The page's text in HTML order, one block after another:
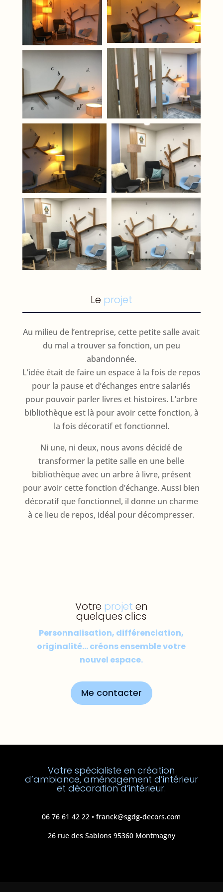
Le projet
Au milieu de l’entreprise, cette petite salle avait
du mal a trouver sa fonction, un peu
abandonnée.
L’idée était de faire un espace à la fois de repos
pour la pause et d’échanges entre salariés
pour pouvoir parler livres et histoires. L’arbre
bibliothèque est là pour avoir cette fonction, à
la fois décoratif et fonctionnel.
Ni une, ni deux, nous avons décidé de
transformer la petite salle en une belle
bibliothèque avec un arbre à livre, présent
pour avoir cette fonction d’échange. Aussi bien
décoratif que fonctionnel, il donne un charme
à ce lieu de repos, idéal pour décompresser.
Votre projet en
quelques clics
Personnalisation, différenciation,
originalité… créons ensemble votre
nouvel espace.
Me contacter
Votre spécialiste en création
d’ambiance, aménagement d’intérieur
et décoration d’intérieur.
06 76 61 42 22 •franck@sgdg-decors.com
26 rue des Sablons 95360 Montmagny